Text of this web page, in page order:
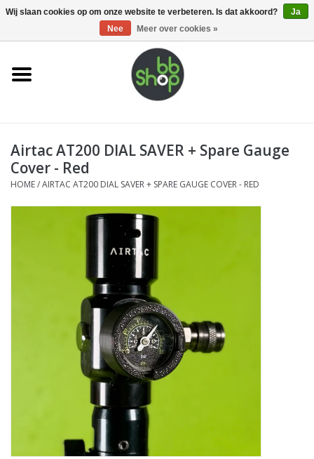
0 Artikelen - €0,00
Home
Supplies
Airsoft guns
Tactical Equipment
Airtac AT200 DIAL SAVER + Spare Gauge
Cover - Red
HOME/AIRTAC AT200 DIAL SAVER + SPARE GAUGE COVER - RED
Wij slaan cookies op om onze website te verbeteren. Is dat akkoord?
Ja
Nee
Meer over cookies »